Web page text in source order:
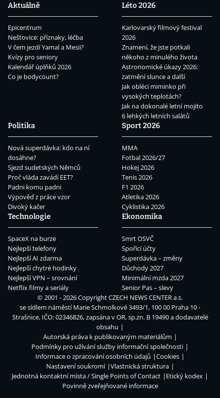
Aktuálně
Epicentrum
Neštovice: příznaky, léčba
V čem jezdí Yamal a Mesii?
Kvízy pro seniory
Kalendář úplňků 2026
Co je bodycount?
Léto 2026
Karlovarský filmový festival
2026
Znamení, že jste potkali
někoho z minulého života
Astronomické úkazy 2026:
zatmění slunce a další
Jak obléci miminko při
vysokých teplotách?
Jak na dokonalé letní mojito
6 lehkých letních salátů
Politika
Nová superdávka: kdo na ní
dosáhne?
Sjezd sudetských Němců
Proč vláda zavádí EET?
Padni komu padni
Výpověď z práce vzor
Divoký kačer
Sport 2026
MMA
Fotbal 2026/27
Hokej 2026
Tenis 2026
F1 2026
Atletika 2026
Cyklistika 2026
Technologie
SpaceX na burze
Nejlepší telefony
Nejlepší AI zdarma
Nejlepší chytré hodinky
Nejlepší VPN – srovnání
Netflix filmy a seriály
Ekonomika
Smrt OSVČ
Spořicí účty
Superdávka – změny
Důchody 2027
Minimální mzda 2027
Senior Pas – slevy
© 2001 - 2026 CopyrightCZECH NEWS CENTER a.s.
se sídlem náměstí Marie Schmolkové 3493/1, 100 00 Praha 10 -
Strašnice, IČO: 02346826, zapsána v OR, sp.zn. B 19490 a dodavatelé
obsahu
Autorská práva k publikovaným materiálům
Podmínky pro užívání služby informační společnosti
Informace o zpracování osobních údajů
Cookies
Nastavení soukromí
Vlastnická struktura
Jednotná kontaktní místa / Single Points of Contact
Etický kodex
Povinně zveřejňované informace